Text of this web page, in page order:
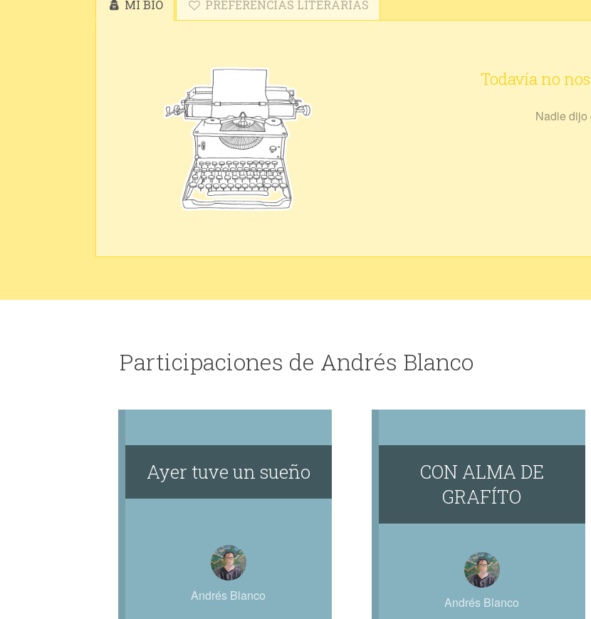
MI BIO PREFERENCIAS LITERARIAS
Todavía no
Nadie dijo
Participaciones de Andrés Blanco
Ayer tuve un sueño
Andrés Blanco
CON ALMA DE
GRAFÍTO
Andrés Blanco